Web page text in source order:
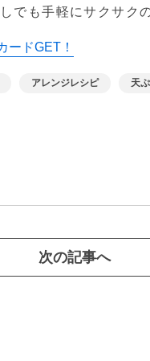
でも手軽にサクサク
ードGET！
アレンジレシピ 天
次の記事へ